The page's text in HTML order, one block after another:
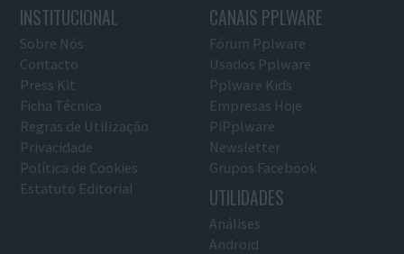
INSTITUCIONAL
Sobre Nós
Contacto
Press Kit
Ficha Técnica
Regras de Utilização
Privacidade
Política de Cookies
Estatuto Editorial
CANAIS PPLWARE
Fórum Pplware
Usados Pplware
Pplware Kids
Empresas Hoje
PiPplware
Newsletter
Grupos Facebook
UTILIDADES
Análises
Android